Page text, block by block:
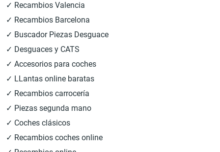
✓ Recambios Valencia
✓ Recambios Barcelona
✓ Buscador Piezas Desguace
✓ Desguaces y CATS
✓ Accesorios para coches
✓ LLantas online baratas
✓ Recambios carrocería
✓ Piezas segunda mano
✓ Coches clásicos
✓ Recambios coches online